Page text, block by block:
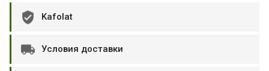
Kafolat
Условия доставки